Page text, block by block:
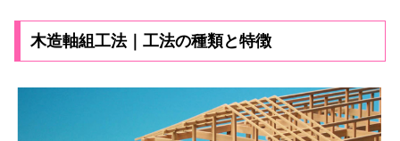
木造軸組工法｜工法の種類と特徴